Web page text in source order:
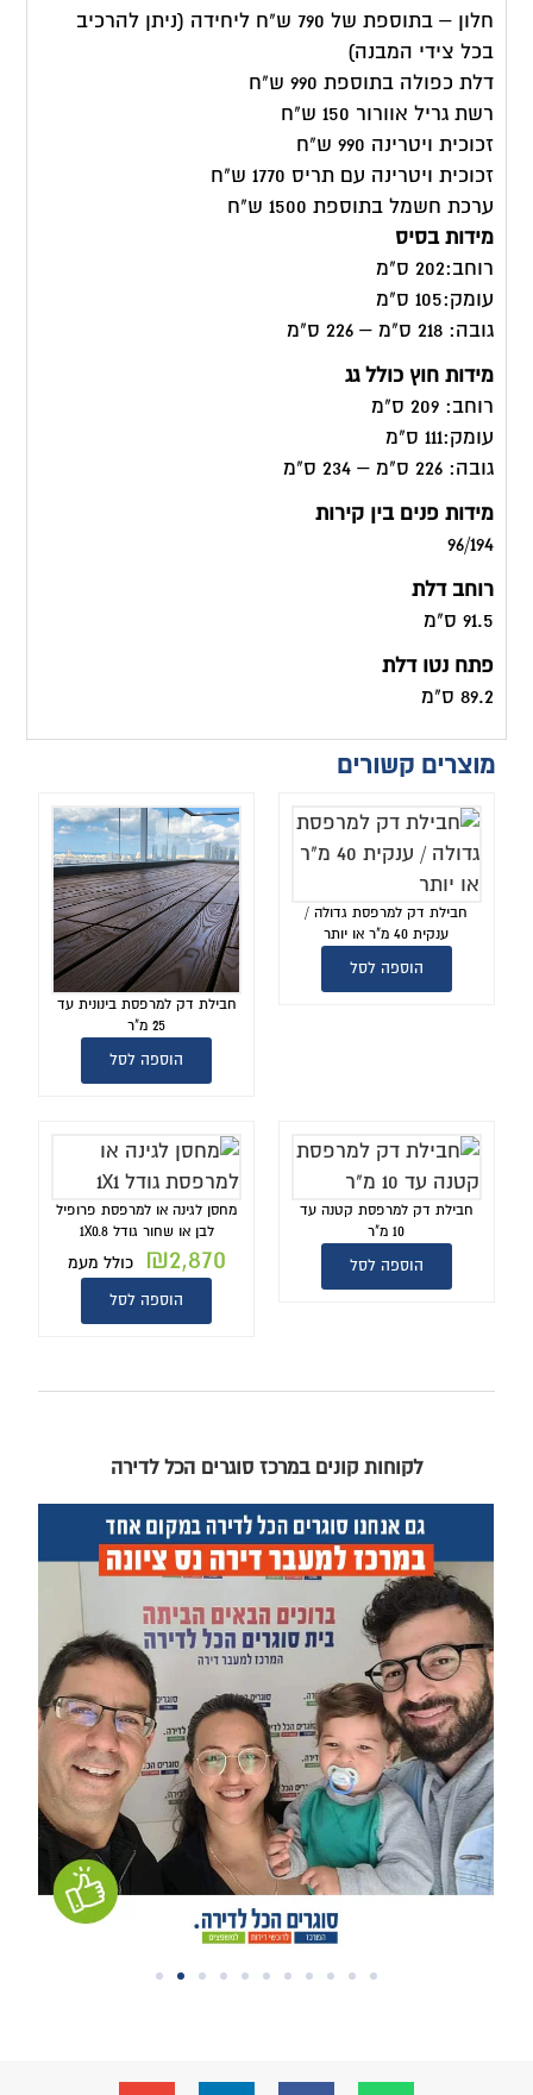
חלון – בתוספת של 790 ש"ח ליחידה (ניתן להרכיב
בכל צידי המבנה)
דלת כפולה בתוספת 990 ש"ח
רשת גריל אוורור 150 ש"ח
זכוכית ויטרינה 990 ש"ח
זכוכית ויטרינה עם תריס 1770 ש"ח
ערכת חשמל בתוספת 1500 ש"ח
מידות בסיס
רוחב:202 ס"מ
עומק:105 ס"מ
גובה: 218 ס"מ – 226 ס"מ
מידות חוץ כולל גג
רוחב: 209 ס"מ
עומק:111 ס"מ
גובה: 226 ס"מ – 234 ס"מ
מידות פנים בין קירות
96/194
רוחב דלת
91.5 ס"מ
פתח נטו דלת
89.2 ס"מ
מוצרים קשורים
חבילת דק למרפסת גדולה /
ענקית 40 מ"ר או יותר
הוספה לסל
חבילת דק למרפסת בינונית עד
25 מ"ר
הוספה לסל
חבילת דק למרפסת קטנה עד
10 מ"ר
הוספה לסל
מחסן לגינה או למרפסת פרופיל
לבן או שחור גודל 1X0.8
₪2,870 כולל מעמ
הוספה לסל
לקוחות קונים במרכז סוגרים הכל לדירה